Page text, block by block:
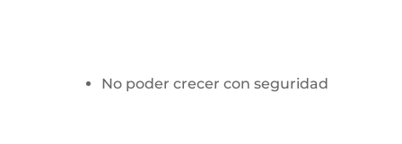
No poder crecer con seguridad